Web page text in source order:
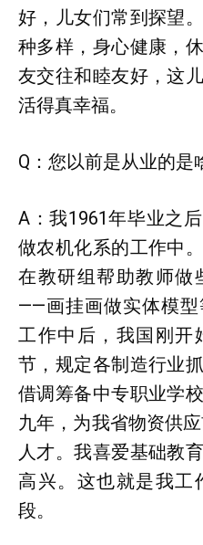
好，儿女们常到探望
种多样，身心健康，
友交往和睦友好，这
活得真幸福。
Q：您以前是从业的是
A：我1961年毕业之
做农机化系的工作中
在教研组帮助教师做
——画挂画做实体模型
工作中后，我国刚开
节，规定各制造行业
借调筹备中专职业学
九年，为我省物资供
人才。我喜爱基础教
高兴。这也就是我工
段。